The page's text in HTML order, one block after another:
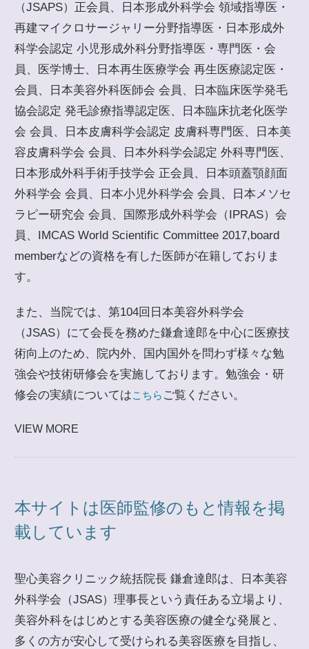
（JSAPS）正会員、日本形成外科学会 領域指導医・
再建マイクロサージャリー分野指導医・日本形成外
科学会認定 小児形成外科分野指導医・専門医・会
員、医学博士、日本再生医療学会 再生医療認定医・
会員、日本美容外科医師会 会員、日本臨床医学発毛
協会認定 発毛診療指導認定医、日本臨床抗老化医学
会 会員、日本皮膚科学会認定 皮膚科専門医、日本美
容皮膚科学会 会員、日本外科学会認定 外科専門医、
日本形成外科手術手技学会 正会員、日本頭蓋顎顔面
外科学会 会員、日本小児外科学会 会員、日本メソセ
ラピー研究会 会員、国際形成外科学会（IPRAS）会
員、IMCAS World Scientific Committee 2017,board
memberなどの資格を有した医師が在籍しておりま
す。
また、当院では、第104回日本美容外科学会
（JSAS）にて会長を務めた鎌倉達郎を中心に医療技
術向上のため、院内外、国内国外を問わず様々な勉
強会や技術研修会を実施しております。勉強会・研
修会の実績についてはこちら ご覧ください。
VIEW MORE
本サイトは医師監修のもと情報を掲
載しています
聖心美容クリニック統括院長 鎌倉達郎は、日本美容
外科学会（JSAS）理事長という責任ある立場より、
美容外科をはじめとする美容医療の健全な発展と、
多くの方が安心して受けられる美容医療を目指し、